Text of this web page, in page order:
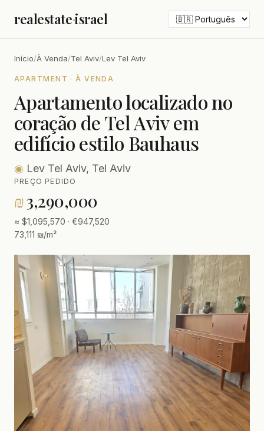
realestate·israel
Início/À Venda/Tel Aviv/Lev Tel Aviv
APARTMENT · À VENDA
Apartamento localizado no
coração de Tel Aviv em
edifício estilo Bauhaus
◉ Lev Tel Aviv, Tel Aviv
PREÇO PEDIDO
₪3,290,000
≈ $1,095,570 · €947,520
73,111 ₪/m²